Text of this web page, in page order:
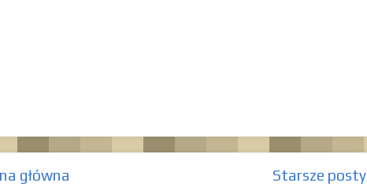
Starsze posty
główna